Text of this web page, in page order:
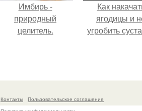
Имбирь -
природный
целитель.
Как
ягодицы и
угробить
Контакты
Пользовательское соглашение